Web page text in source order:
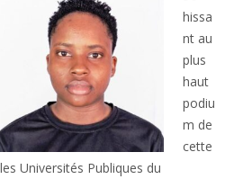
hissa
nt au
plus
haut
podiu
m de
cette
Universités Publiques du